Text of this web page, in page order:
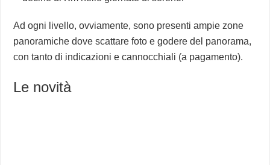
Ad ogni livello, ovviamente, sono presenti ampie zone
panoramiche dove scattare foto e godere del panorama,
con tanto di indicazioni e cannocchiali (a pagamento).
Le novità